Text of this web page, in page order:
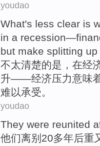
youdao
What's less clear is
in a recession—
but make splitting up
不太清楚的是 ， 在经
升——经济压力意味
难以承受。
youdao
They were reunited
他们离别 20多年后重